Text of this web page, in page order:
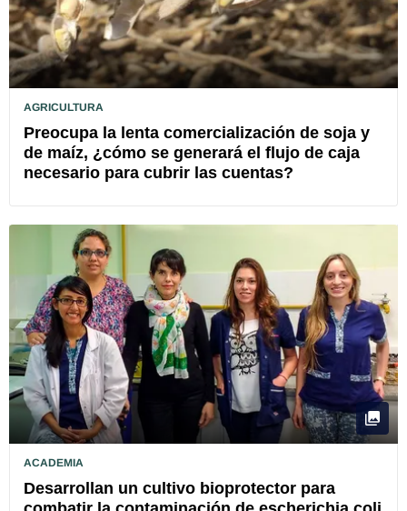
AGRICULTURA
Preocupa la lenta comercialización de soja y
de maíz, ¿cómo se generará el flujo de caja
necesario para cubrir las cuentas?
ACADEMIA
Desarrollan un cultivo bioprotector para